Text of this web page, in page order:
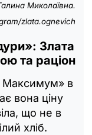
Миколаївна.
zlata.ognevich
Злата
та раціон
Максимум» в
вона ціну
що не в
хліб.